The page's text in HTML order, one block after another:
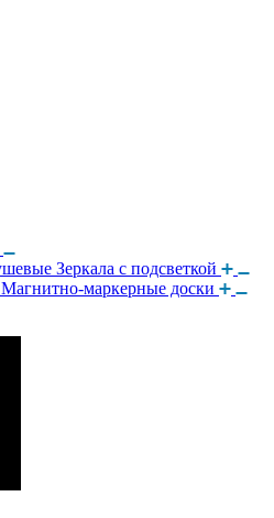
Зеркала с подсветкой
Магнитно-маркерные доски